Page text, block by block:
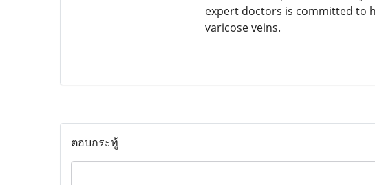
expert doctors is committed to
varicose veins.
ตอบกระทู้